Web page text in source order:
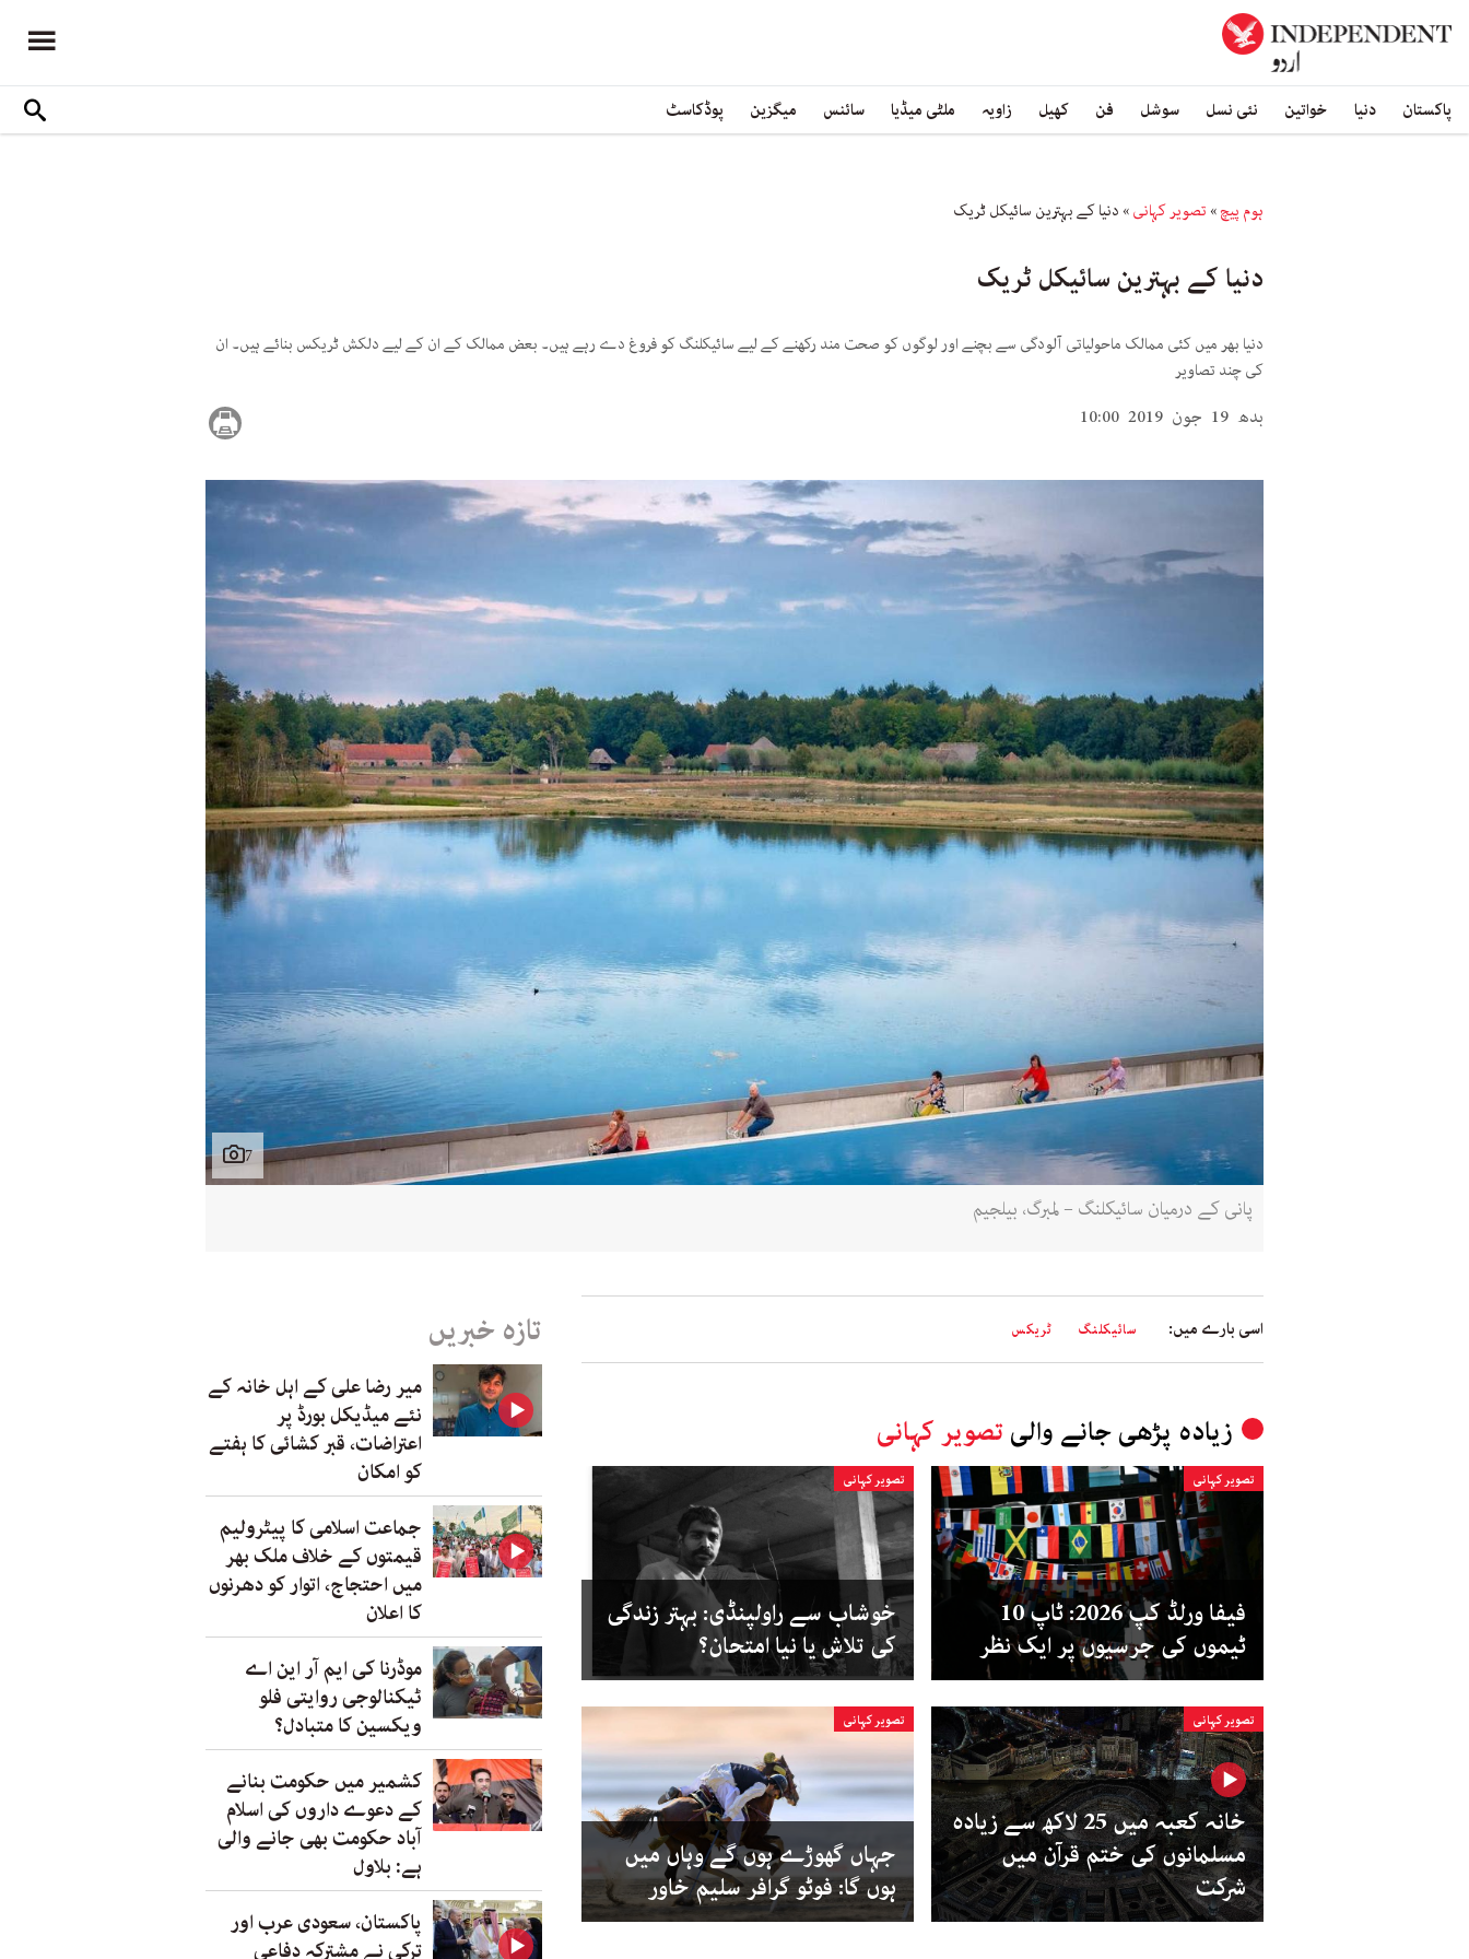
پاکستان دنیا خواتین نئی نسل سوشل فن کھیل زاویہ ملٹی میڈیا سائنس میگزین پوڈکاسٹ
ہوم پیچ» تصویر کہانی» دنیا کے بہترین سائیکل ٹریک
دنیا کے بہترین سائیکل ٹریک
دنیا بھر میں کئی ممالک ماحولیاتی آلودگی سے بچنے اور لوگوں کو صحت مند رکھنے کے لیے سائیکلنگ کو فروغ دے رہے ہیں۔ بعض ممالک کے ان کے لیے دلکش ٹریکس بنائے ہیں۔ ان
کی چند تصاویر
بدھ 19 جون 2019 10:00
7
پانی کے درمیان سائیکلنگ – لمبرگ، بیلجیم
اسی بارے میں: سائیکلنگ ٹریکس
زیادہ پڑھی جانے والی تصویر کہانی
تصویر کہانی
فیفا ورلڈ کپ 2026: ٹاپ 10
ٹیموں کی جرسیوں پر ایک نظر
تصویر کہانی
خوشاب سے راولپنڈی: بہتر زندگی
کی تلاش یا نیا امتحان؟
تصویر کہانی
خانہ کعبہ میں 25 لاکھ سے زیادہ
مسلمانوں کی ختم قرآن میں
شرکت
تصویر کہانی
جہاں گھوڑے ہوں گے وہاں میں
ہوں گا: فوٹو گرافر سلیم خاور
تازہ خبریں
میر رضا علی کے اہل خانہ کے
نئے میڈیکل بورڈ پر
اعتراضات، قبر کشائی کا ہفتے
کو امکان
جماعت اسلامی کا پیٹرولیم
قیمتوں کے خلاف ملک بھر
میں احتجاج، اتوار کو دھرنوں
کا اعلان
موڈرنا کی ایم آر این اے
ٹیکنالوجی روایتی فلو
ویکسین کا متبادل؟
کشمیر میں حکومت بنانے
کے دعوے داروں کی اسلام
آباد حکومت بھی جانے والی
ہے: بلاول
پاکستان، سعودی عرب اور
ترکی نے مشترکہ دفاعی